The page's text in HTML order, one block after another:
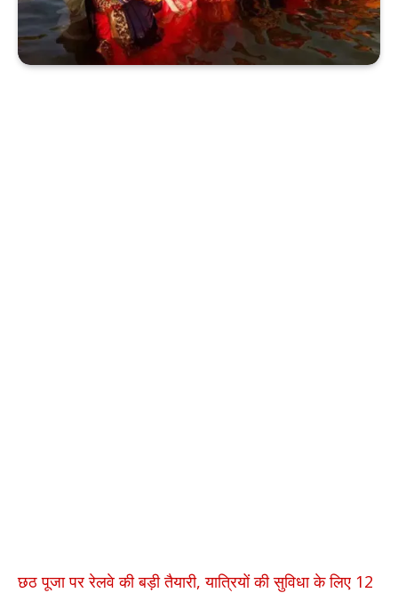
छठ पूजा पर रेलवे की बड़ी तैयारी, यात्रियों की सुविधा के लिए 12